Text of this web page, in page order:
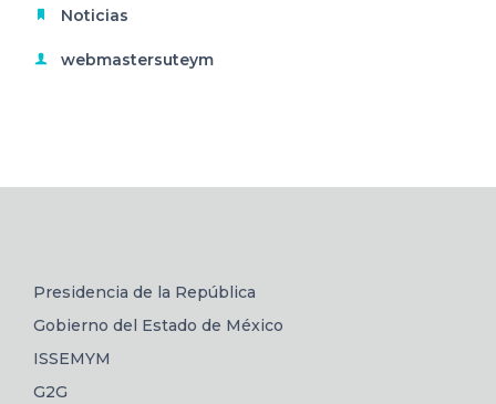
Noticias
webmastersuteym
Presidencia de la República
Gobierno del Estado de México
ISSEMYM
G2G